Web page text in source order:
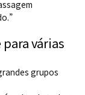
várias
grupos